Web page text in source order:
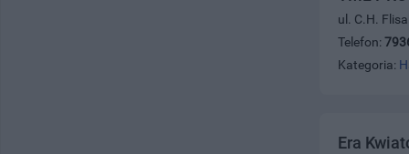
ul. C.H.
Telefon:
Kategoria:
Era